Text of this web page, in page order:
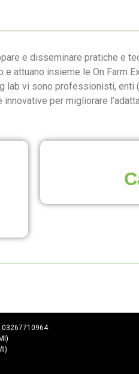
e disseminare pratiche e
attuano insieme le On Farm
lab vi sono professionisti, enti
per migliorare
03267710964